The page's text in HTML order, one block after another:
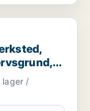
klinik,
eller
lager /